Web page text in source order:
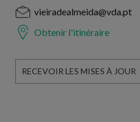
vieiradealmeida@vda.pt
Obtenir l'itinéraire
RECEVOIR LES MISES À JOUR